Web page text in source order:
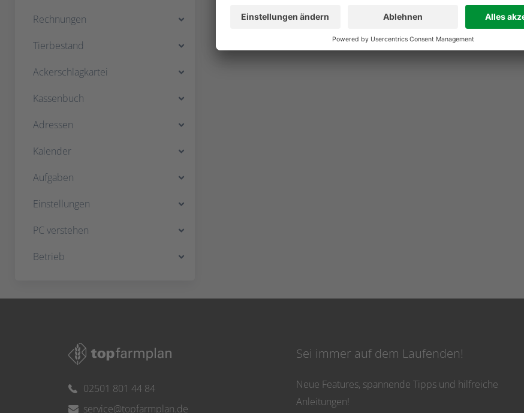
Rechnungen
Tierbestand
Ackerschlagkartei
Kassenbuch
Adressen
Kalender
Aufgaben
Einstellungen
PC verstehen
Betrieb
02501 801 44 84
service@topfarmplan.de
Sei immer auf dem Laufenden!
Neue Features, spannende Tipps und hilfreiche
Anleitungen!